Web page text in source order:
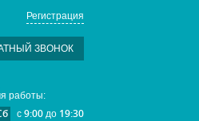
Регистрация
ЗВОНОК
работы:
с 9:00до 19:30